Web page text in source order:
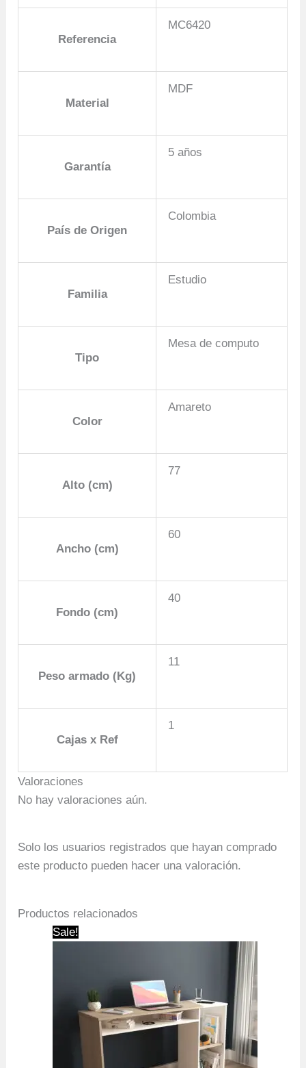
Referencia
MC6420
Material
MDF
Garantía
5 años
País de Origen
Colombia
Familia
Estudio
Tipo
Mesa de computo
Color
Amareto
Alto (cm)
77
Ancho (cm)
60
Fondo (cm)
40
Peso armado (Kg)
11
Cajas x Ref
1
Valoraciones
No hay valoraciones aún.
Solo los usuarios registrados que hayan comprado
este producto pueden hacer una valoración.
Productos relacionados
Sale!